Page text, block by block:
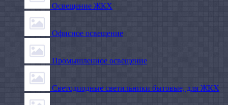
Освещение ЖКХ
Офисное освещение
Промышленное освещение
Светодиодные светильники бытовые, для ЖКХ